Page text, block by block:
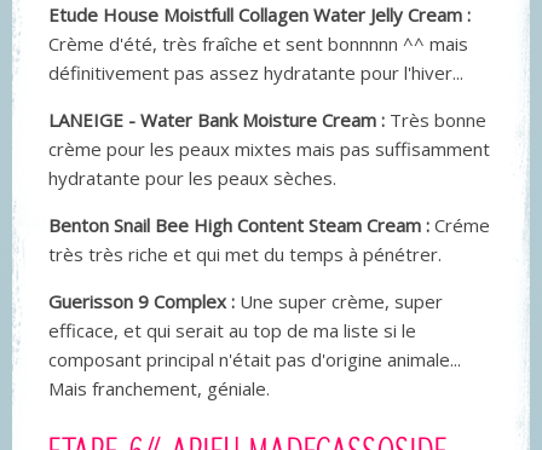
Etude House Moistfull Collagen Water Jelly Cream :
Crème d'été, très fraîche et sent bonnnnn ^^ mais
définitivement pas assez hydratante pour l'hiver...
LANEIGE - Water Bank Moisture Cream : Très bonne
crème pour les peaux mixtes mais pas suffisamment
hydratante pour les peaux sèches.
Benton Snail Bee High Content Steam Cream : Créme
très très riche et qui met du temps à pénétrer.
Guerisson 9 Complex : Une super crème, super
efficace, et qui serait au top de ma liste si le
composant principal n'était pas d'origine animale...
Mais franchement, géniale.